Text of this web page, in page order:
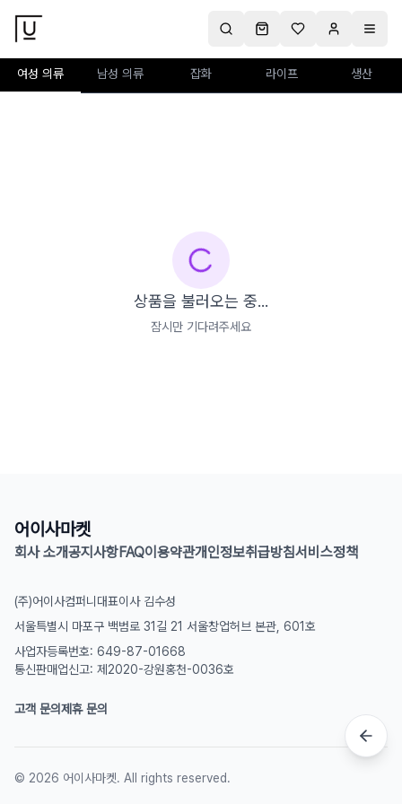
여성 의류 남성 의류 잡화 라이프 생산
상품을 불러오는 중...
잠시만 기다려주세요
어이사마켓
회사 소개공지사항FAQ이용약관개인정보취급방침서비스정책
(주)어이사컴퍼니 대표이사 김수성
서울특별시 마포구 백범로 31길 21 서울창업허브 본관, 601호
사업자등록번호: 649-87-01668
통신판매업신고: 제2020-강원홍천-0036호
고객 문의제휴 문의
© 2026 어이사마켓. All rights reserved.